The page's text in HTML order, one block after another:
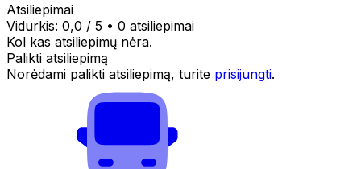
Atsiliepimai
Vidurkis: 0,0 / 5 • 0 atsiliepimai
Kol kas atsiliepimų nėra.
Palikti atsiliepimą
Norėdami palikti atsiliepimą, turite prisijungti.